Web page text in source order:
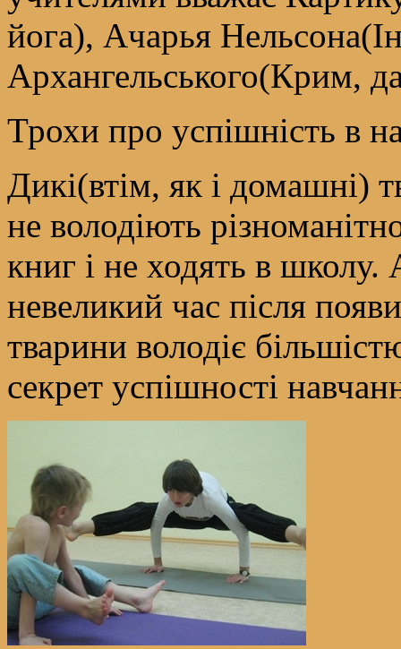
йога), Ачарья
Архангельського(Крим,
Трохи про успішність в
Дикі(втім, як і домашні)
не володіють
книг і не ходять в
невеликий час після
тварини володіє
секрет успішності